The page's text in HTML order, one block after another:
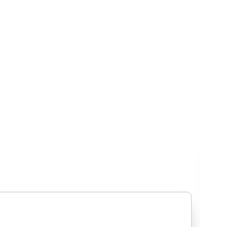
2020 erhalte ich bei